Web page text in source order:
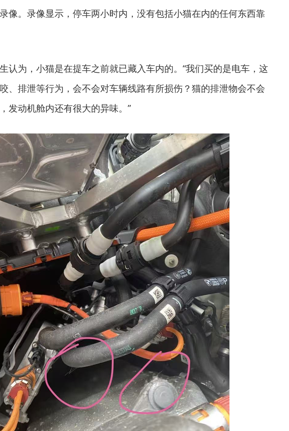
像。录像显示，停车两小时内，没有包括小猫在内的任何东西靠
认为，小猫是在提车之前就已藏入车内的。“我们买的是电车，这
、排泄等行为，会不会对车辆线路有所损伤？猫的排泄物会不会
发动机舱内还有很大的异味。”